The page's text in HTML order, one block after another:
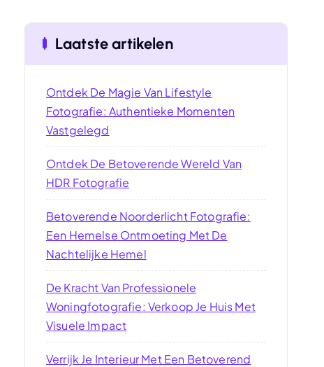
Laatste artikelen
Ontdek De Magie Van Lifestyle
Fotografie: Authentieke Momenten
Vastgelegd
Ontdek De Betoverende Wereld Van
HDR Fotografie
Betoverende Noorderlicht Fotografie:
Een Hemelse Ontmoeting Met De
Nachtelijke Hemel
De Kracht Van Professionele
Woningfotografie: Verkoop Je Huis Met
Visuele Impact
Verrijk Je Interieur Met Een Betoverend